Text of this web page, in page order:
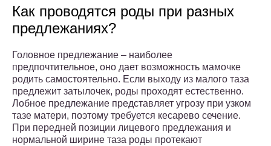
Как проводятся роды при разных
предлежаниях?
Головное предлежание – наиболее
предпочтительное, оно дает возможность мамочке
родить самостоятельно. Если выходу из малого таза
предлежит затылочек, роды проходят естественно.
Лобное предлежание представляет угрозу при узком
тазе матери, поэтому требуется кесарево сечение.
При передней позиции лицевого предлежания и
нормальной ширине таза роды протекают